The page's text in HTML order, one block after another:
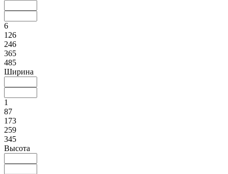
6
126
246
365
485
Ширина
1
87
173
259
345
Высота